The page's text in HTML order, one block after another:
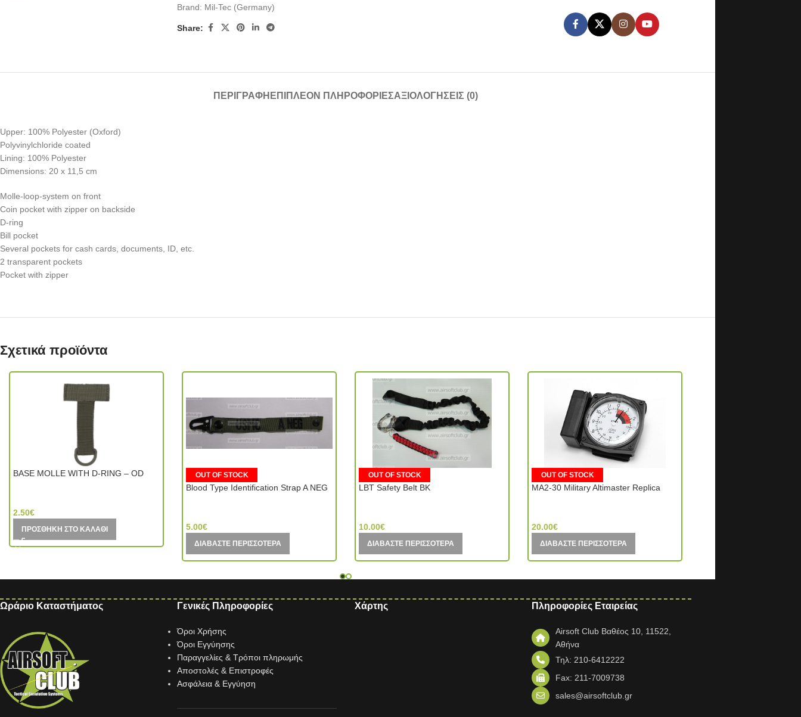
Brand: Mil-Tec (Germany)
Share:
ΠΕΡΙΓΡΑΦΉ ΕΠΙΠΛΈΟΝ ΠΛΗΡΟΦΟΡΊΕΣΑΞΙΟΛΟΓΉΣΕΙΣ (0)
Upper: 100% Polyester (Oxford)
Polyvinylchloride coated
Lining: 100% Polyester
Dimensions: 20 x 11,5 cm
Molle-loop-system on front
Coin pocket with zipper on backside
D-ring
Bill pocket
Several pockets for cash cards, documents, ID, etc.
2 transparent pockets
Pocket with zipper
Σχετικά προϊόντα
BASE MOLLE WITH D-RING – OD
2.50€
ΠΡΟΣΘΉΚΗ ΣΤΟ ΚΑΛΆΘΙ
OUT OF STOCK
Blood Type Identification Strap A NEG
5.00€
ΔΙΑΒΆΣΤΕ ΠΕΡΙΣΣΌΤΕΡΑ
OUT OF STOCK
LBT Safety Belt BK
10.00€
ΔΙΑΒΆΣΤΕ ΠΕΡΙΣΣΌΤΕΡΑ
OUT OF STOCK
MA2-30 Military Altimaster Replica
20.00€
ΔΙΑΒΆΣΤΕ ΠΕΡΙΣΣΌΤΕΡΑ
Ωράριο Καταστήματος Γενικές Πληροφορίες
Όροι Χρήσης
Όροι Εγγύησης
Παραγγελίες & Τρόποι πληρωμής
Αποστολές & Επιστροφές
Ασφάλεια & Εγγύηση
Χάρτης Πληροφορίες Εταιρείας
Airsoft Club Βαθέος 10, 11522,
Αθήνα
Τηλ: 210-6412222
Fax: 211-7009738
sales@airsoftclub.gr